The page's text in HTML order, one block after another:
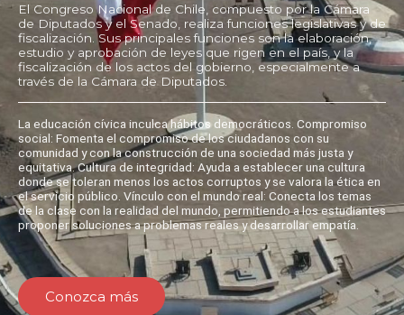
El Congreso Nacional de Chile, compuesto por la Cámara
de Diputados y el Senado, realiza funciones legislativas y de
fiscalización. Sus principales funciones son la elaboración,
estudio y aprobación de leyes que rigen en el país, y la
fiscalización de los actos del gobierno, especialmente a
través de la Cámara de Diputados.
La educación cívica inculca hábitos democráticos. Compromiso
social: Fomenta el compromiso de los ciudadanos con su
comunidad y con la construcción de una sociedad más justa y
equitativa. Cultura de integridad: Ayuda a establecer una cultura
donde se toleran menos los actos corruptos y se valora la ética en
el servicio público. Vínculo con el mundo real: Conecta los temas
de la clase con la realidad del mundo, permitiendo a los estudiantes
proponer soluciones a problemas reales y desarrollar empatía.
Conozca más